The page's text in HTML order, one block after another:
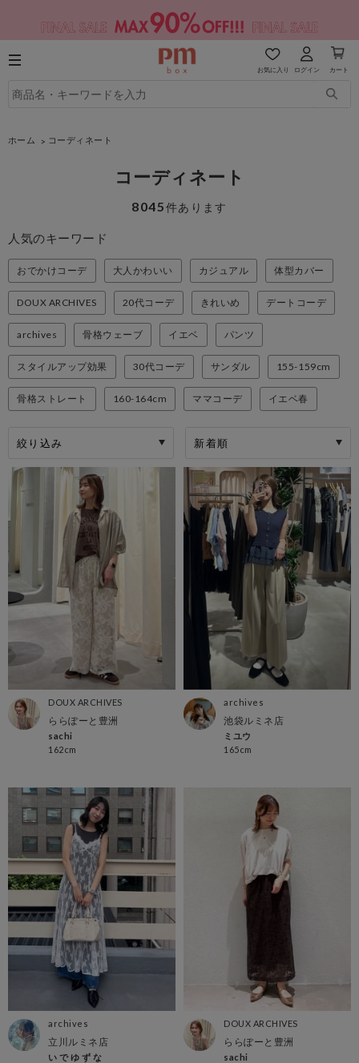
お気に入り ログイン カート
ホーム コーディネート
コーディネート
8045件あります
人気のキーワード
おでかけコーデ 大人かわいい カジュアル 体型カバー
DOUX ARCHIVES 20代コーデ きれいめ デートコーデ
archives 骨格ウェーブ イエベ パンツ
スタイルアップ効果 30代コーデ サンダル 155-159cm
骨格ストレート 160-164cm ママコーデ イエベ春
絞り込み
DOUX ARCHIVES
ららぽーと豊洲
sachi
162cm
archives
池袋ルミネ店
ミユウ
165cm
archives
立川ルミネ店
い で ゆ ず な
DOUX ARCHIVES
ららぽーと豊洲
sachi